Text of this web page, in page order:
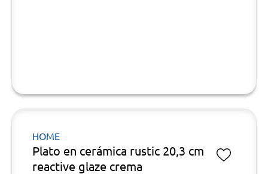
HOME
Plato en cerámica rustic 20,3 cm
reactive glaze crema